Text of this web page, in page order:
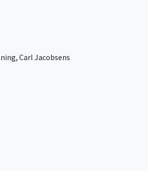
Carl Jacobsens